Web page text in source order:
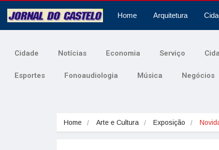
Home Arquitetura
Cidade Notícias Economia Serviço
Esportes Fonoaudiologia Música Negócios
Home Arte e Cultura Exposição